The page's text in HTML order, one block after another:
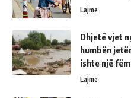
Lajme
Dhjetë vjet
humbën
ishte një
Lajme